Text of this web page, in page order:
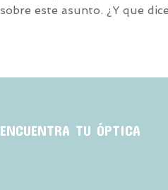
sobre este asunto. ¿Y que
ENCUENTRA TU ÓPTICA